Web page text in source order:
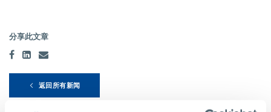
分享此文章
返回所有新闻